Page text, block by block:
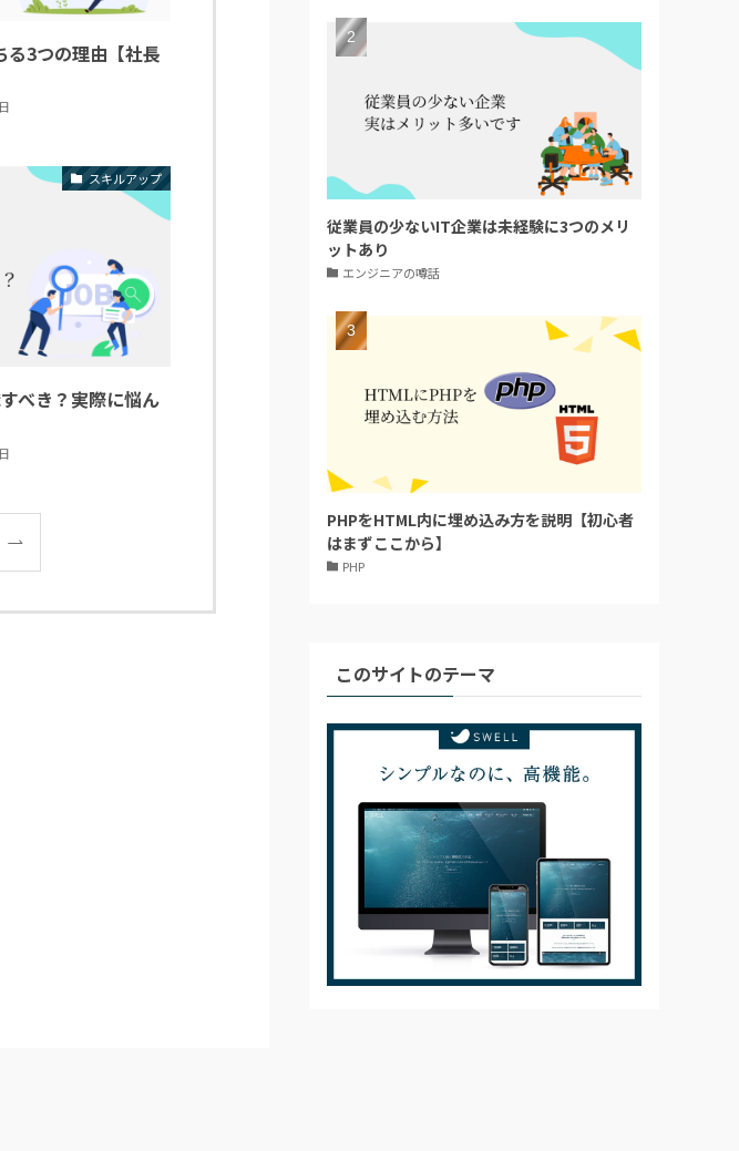
る3つの理由【社長
スキルアップ
べき？実際に悩ん
従業員の少ないIT企業は未経験に3つのメリ
ットあり
エンジニアの噂話
PHPをHTML内に埋め込み方を説明【初心者
はまずここから】
PHP
このサイトのテーマ